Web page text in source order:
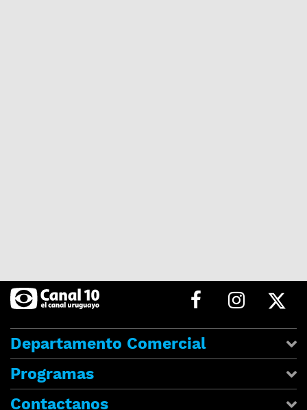
Departamento Comercial
Programas
Contactanos